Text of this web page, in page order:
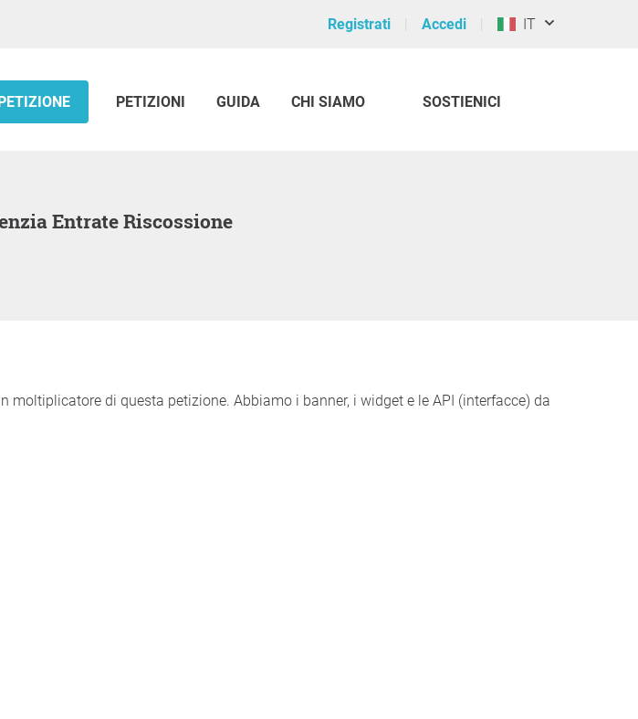
Registrati Accedi IT
PETIZIONI GUIDA CHI SIAMO SOSTIENICI
Entrate Riscossione
di questa petizione. Abbiamo i banner, i widget e le API (interfacce) da